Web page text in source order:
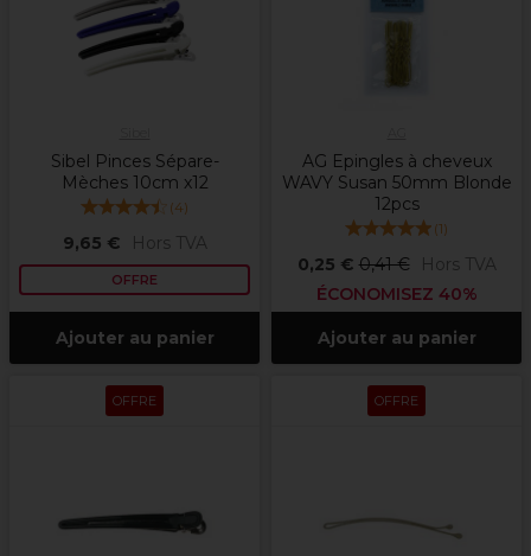
Sibel Pinces Sépare-
Mèches 10cm x12
(4)
9,65 € Hors TVA
OFFRE
Ajouter au panier
AG Epingles à cheveux
WAVY Susan 50mm Blonde
12pcs
(1)
0,25 € 0,41 €
Hors TVA
ÉCONOMISEZ 40%
Ajouter au panier
OFFRE OFFRE